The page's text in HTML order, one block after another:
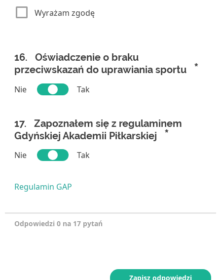
Wyrażam zgodę
16.
Oświadczenie o braku
przeciwskazań do uprawiania sportu
*
Nie Tak
17.
Zapoznałem się z regulaminem
Gdyńskiej Akademii Piłkarskiej
*
Nie Tak
Regulamin GAP
Odpowiedzi 0 na 17 pytań